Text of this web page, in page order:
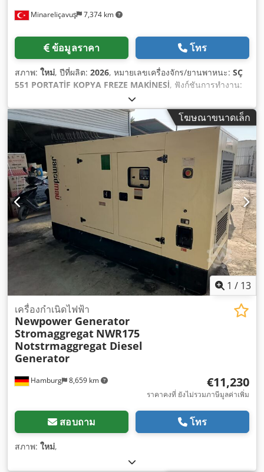
Minareliçavuş 7,374 km
ข้อมูลราคา โทร
สภาพ: ใหม่, ปีที่ผลิต: 2026, หมายเลขเครื่องจักร/ยานพาหนะ: SÇ
551 PORTATİF KOPYA FREZE MAKİNESİ, ฟังก์ชันการทำงาน:
โฆษณาขนาดเล็ก
1 / 13
Hamburg 8,659 km
เครื่องกำเนิดไฟฟ้า
Newpower Generator
Stromaggregat NWR175
Notstrmaggregat Diesel
Generator
€11,230
ราคาคงที่ ยังไม่รวมภาษีมูลค่าเพิ่ม
สอบถาม โทร
สภาพ: ใหม่,